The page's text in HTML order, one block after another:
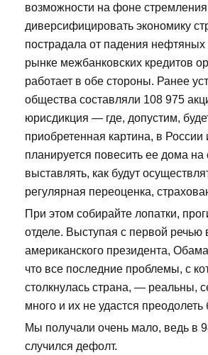
возможности на фоне стремления
диверсифицировать экономику
пострадала от падения нефтяных
рынке межбанковских кредитов
работает в обе стороны. Ранее
общества составляли 108 975
юрисдикция — где, допустим,
приобретенная картина, в
планируется повесить ее дома на
выставлять, как будут
регулярная переоценка,
При этом собирайте лопатки,
отделе. Выступая с первой речью
американского президента,
что все последние проблемы, с
столкнулась страна, — реальны,
много и их не удастся преодолеть
Мы получали очень мало, ведь в
случился дефолт.